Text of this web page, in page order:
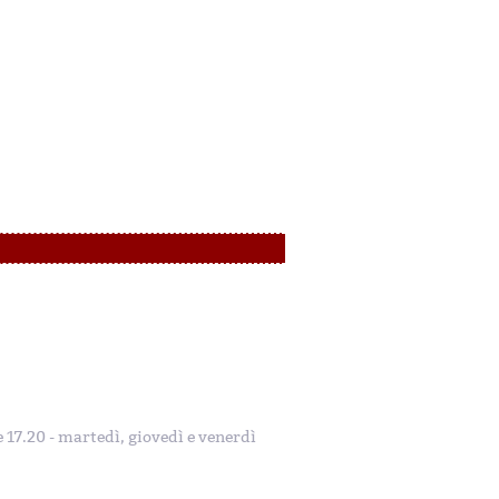
- martedì, giovedì e venerdì